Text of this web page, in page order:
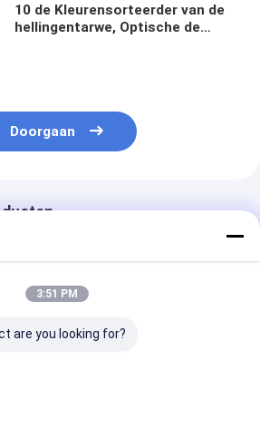
10 de Kleurensorteerder van de
hellingentarwe, Optische de
Doorgaan
3:51 PM
are you looking for?